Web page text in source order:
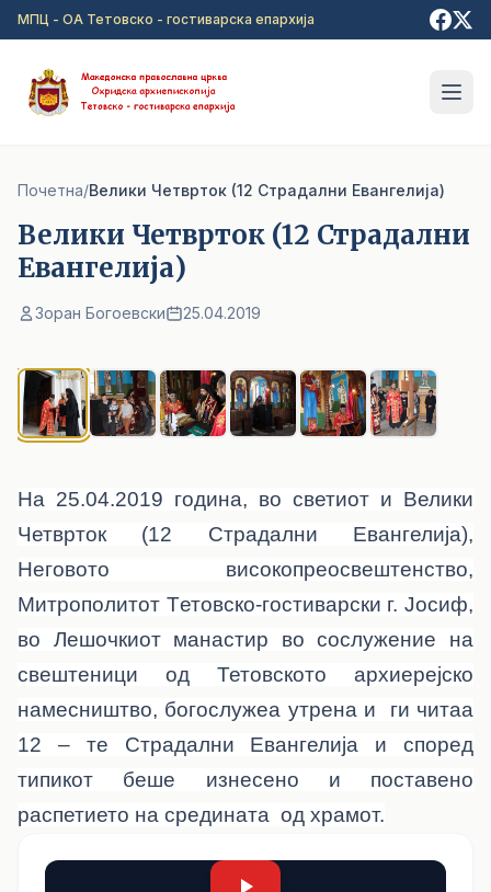
Прејди на главна содржина
МПЦ - ОА Тетовско - гостиварска епархија
Почетна/Велики Четврток (12 Страдални Евангелија)
Велики Четврток (12 Страдални
Евангелија)
Зоран Богоевски 25.04.2019
На 25.04.2019 година, во светиот и Велики
Четврток (12 Страдални Евангелија),
Неговото високопреосвештенство,
Митрополитот Tетовско-гостиварски г. Јосиф,
во Лешочкиот манастир во сослужение на
свештеници од Тетовското архиерејско
намесништво, богослужеа утрена и ги читаа
12 – те Страдални Евангелија и според
типикот беше изнесено и поставено
распетието на средината од храмот.